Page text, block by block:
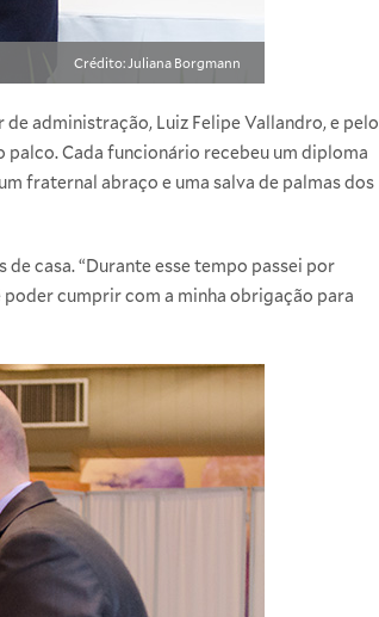
Crédito: Juliana Borgmann
administração, Luiz Felipe Vallandro, e pelo
palco. Cada funcionário recebeu um diploma
fraternal abraço e uma salva de palmas dos
casa. “Durante esse tempo passei por
cumprir com a minha obrigação para